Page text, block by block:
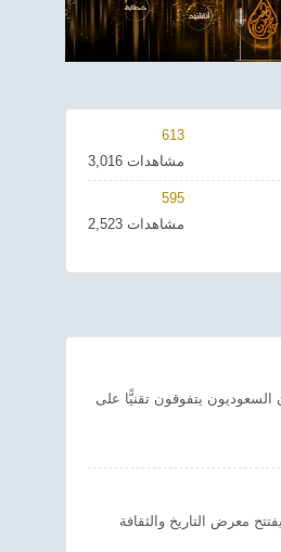
613
3,016 مشاهدات
595
2,523 مشاهدات
يتفوقون تقنيًّا على
معرض التاريخ والثقافة